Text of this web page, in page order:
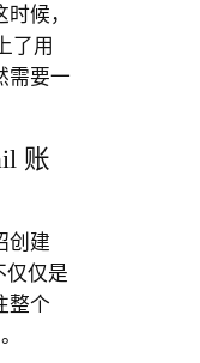
候，
了用
需要一
账
创建
仅仅是
整个